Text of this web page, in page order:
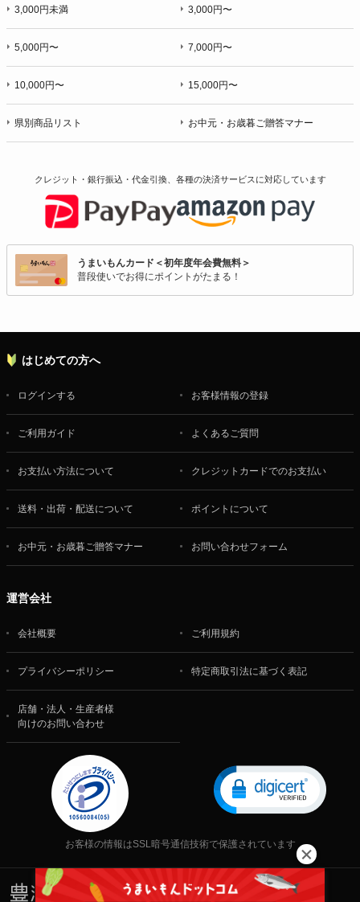
3,000円未満 3,000円〜
5,000円〜 7,000円〜
10,000円〜 15,000円〜
県別商品リスト お中元・お歳暮ご贈答マナー
クレジット・銀行振込・代金引換、各種の決済サービスに対応しています
うまいもんカード＜初年度年会費無料＞
普段使いでお得にポイントがたまる！
はじめての方へ
ログインする お客様情報の登録
ご利用ガイド よくあるご質問
お支払い方法について クレジットカードでのお支払い
送料・出荷・配送について ポイントについて
お中元・お歳暮ご贈答マナー お問い合わせフォーム
運営会社
会社概要 ご利用規約
プライバシーポリシー 特定商取引法に基づく表記
店舗・法人・生産者様
向けのお問い合わせ
お客様の情報はSSL暗号通信技術で保護されています